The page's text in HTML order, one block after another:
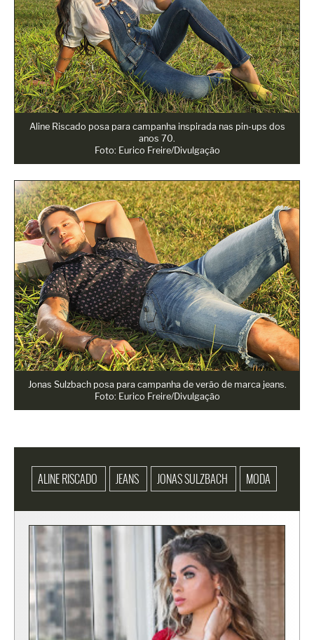
Aline Riscado posa para campanha inspirada nas pin-ups dos
anos 70.
Foto: Eurico Freire/Divulgação
Jonas Sulzbach posa para campanha de verão de marca jeans.
Foto: Eurico Freire/Divulgação
ALINE RISCADO JEANS JONAS SULZBACH MODA